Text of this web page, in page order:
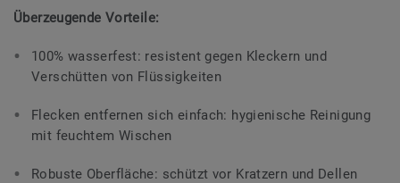
Überzeugende Vorteile:
100% wasserfest: resistent gegen Kleckern und
Verschütten von Flüssigkeiten
Flecken entfernen sich einfach: hygienische Reinigung
mit feuchtem Wischen
Robuste Oberfläche: schützt vor Kratzern und Dellen